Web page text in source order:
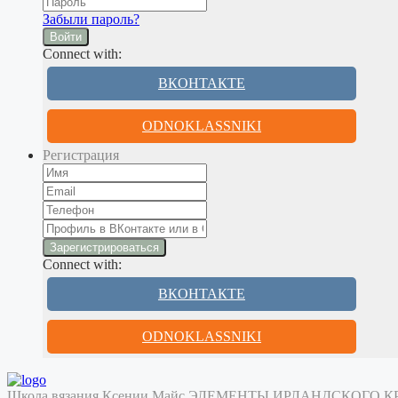
Забыли пароль?
Войти
Connect with:
ВКОНТАКТЕ
ODNOKLASSNIKI
Регистрация
Connect with:
ВКОНТАКТЕ
ODNOKLASSNIKI